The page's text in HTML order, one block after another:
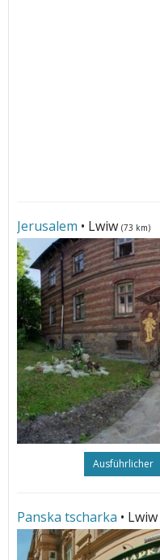
Jerusalem • Lwiw (73 km)
Ausführlicher
Panska tscharka • Lwiw